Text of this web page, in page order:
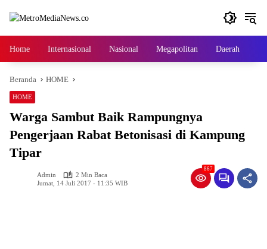
Home Internasional Nasional Megapolitan Daerah
Beranda HOME
HOME
Warga Sambut Baik Rampungnya
Pengerjaan Rabat Betonisasi di Kampung
Tipar
Admin
2 Min Baca
Jumat, 14 Juli 2017 - 11:35 WIB
867